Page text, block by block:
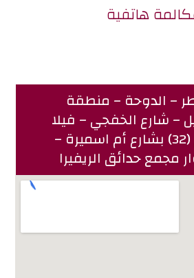
هاتفية
– الدوحة – منطقة
– شارع الخفجي – فيلا
رقم (32) بشارع أم اسميرة –
مجمع حدائق الريفيرا